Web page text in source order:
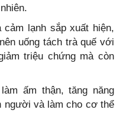
lạnh sắp xuất hiện,
uống tách trà quế với
triệu chứng mà còn
ấm thận, tăng năng
người và làm cho cơ thể